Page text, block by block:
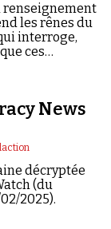
renseignement
les rênes du
interroge,
ces
News
décryptée
(du
2025).